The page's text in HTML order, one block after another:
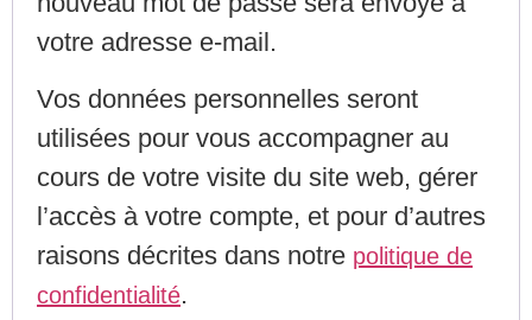
votre adresse e-mail.
Vos données personnelles seront
utilisées pour vous accompagner au
cours de votre visite du site web, gérer
l’accès à votre compte, et pour d’autres
raisons décrites dans notre politique de
confidentialité.